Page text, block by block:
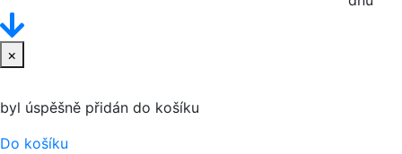
×
byl úspěšně přidán do košíku
Do košíku